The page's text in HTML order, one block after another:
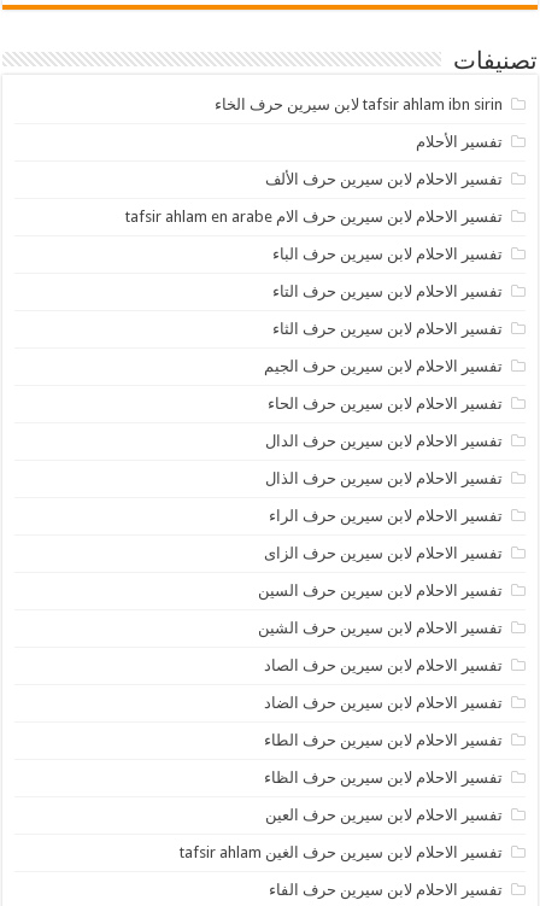
تصنيفات
tafsir ahlam ibn sirin لابن سيرين حرف الخاء
تفسير الأحلام
تفسير الاحلام لابن سيرين حرف الألف
تفسير الاحلام لابن سيرين حرف الام tafsir ahlam en arabe
تفسير الاحلام لابن سيرين حرف الباء
تفسير الاحلام لابن سيرين حرف التاء
تفسير الاحلام لابن سيرين حرف الثاء
تفسير الاحلام لابن سيرين حرف الجيم
تفسير الاحلام لابن سيرين حرف الحاء
تفسير الاحلام لابن سيرين حرف الدال
تفسير الاحلام لابن سيرين حرف الذال
تفسير الاحلام لابن سيرين حرف الراء
تفسير الاحلام لابن سيرين حرف الزاى
تفسير الاحلام لابن سيرين حرف السين
تفسير الاحلام لابن سيرين حرف الشين
تفسير الاحلام لابن سيرين حرف الصاد
تفسير الاحلام لابن سيرين حرف الضاد
تفسير الاحلام لابن سيرين حرف الطاء
تفسير الاحلام لابن سيرين حرف الظاء
تفسير الاحلام لابن سيرين حرف العين
تفسير الاحلام لابن سيرين حرف الغين tafsir ahlam
تفسير الاحلام لابن سيرين حرف الفاء